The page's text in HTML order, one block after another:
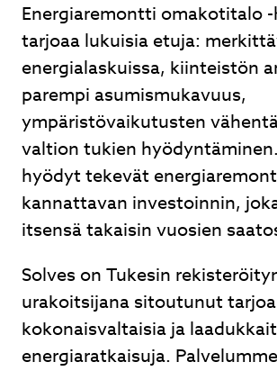
Energiaremontti omakotitalo
tarjoaa lukuisia etuja:
energialaskuissa, kiinteistön
parempi asumismukavuus,
ympäristövaikutusten
valtion tukien
hyödyt tekevät
kannattavan investoinnin,
itsensä takaisin vuosien
Solves on Tukesin
urakoitsijana sitoutunut
kokonaisvaltaisia ja
energiaratkaisuja.